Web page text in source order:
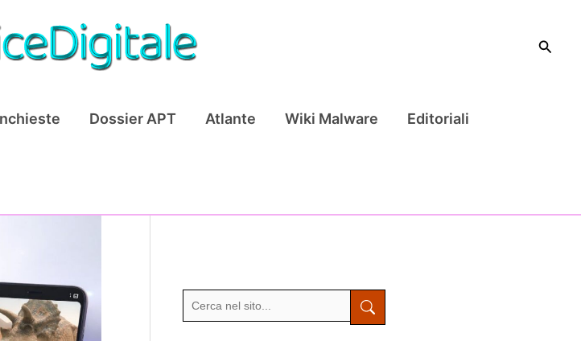
Cerca
Dossier APT Atlante Wiki Malware Editoriali